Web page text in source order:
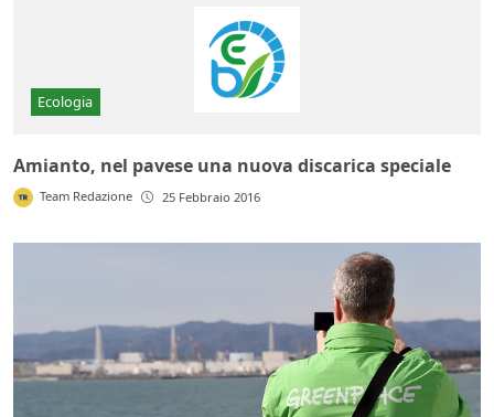
Ecologia
Amianto, nel pavese una nuova discarica speciale
Team Redazione 25 Febbraio 2016